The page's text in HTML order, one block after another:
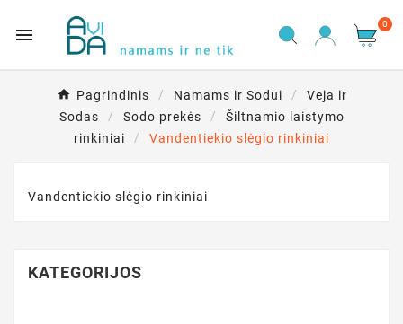

0
Pagrindinis Namams ir Sodui
Veja ir
Sodas
Sodo prekės
Šiltnamio laistymo
rinkiniai
Vandentiekio slėgio rinkiniai
Vandentiekio slėgio rinkiniai
KATEGORIJOS